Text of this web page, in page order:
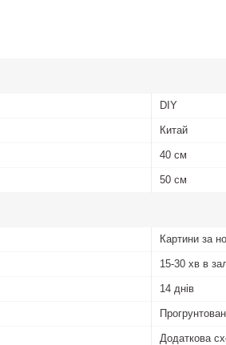
DIY
Китай
40 см
50 см
Картини за
15-30 хв в
14 днів
Додаткова